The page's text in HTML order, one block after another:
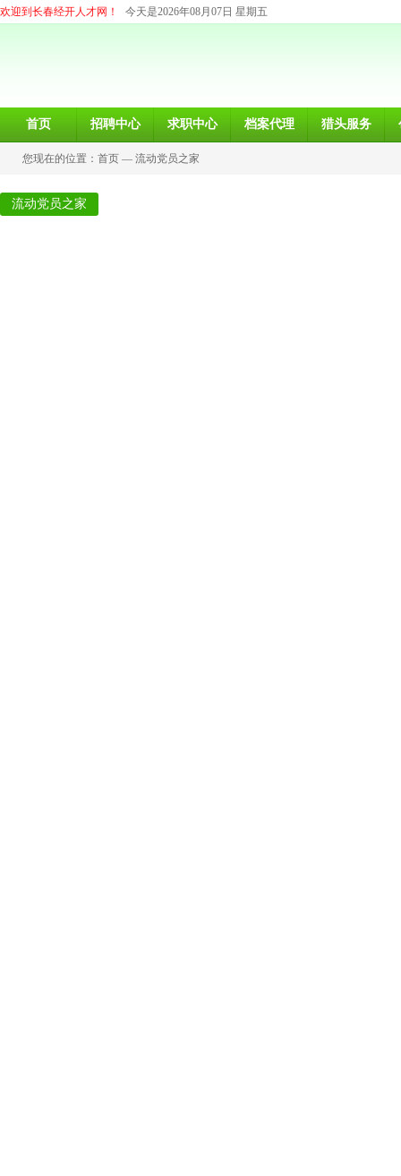
欢迎到长春经开人才网！ 今天是2026年08月07日 星期五
首页 招聘中心 求职中心 档案代理 猎头服务
您现在的位置： 首页 — 流动党员之家
流动党员之家